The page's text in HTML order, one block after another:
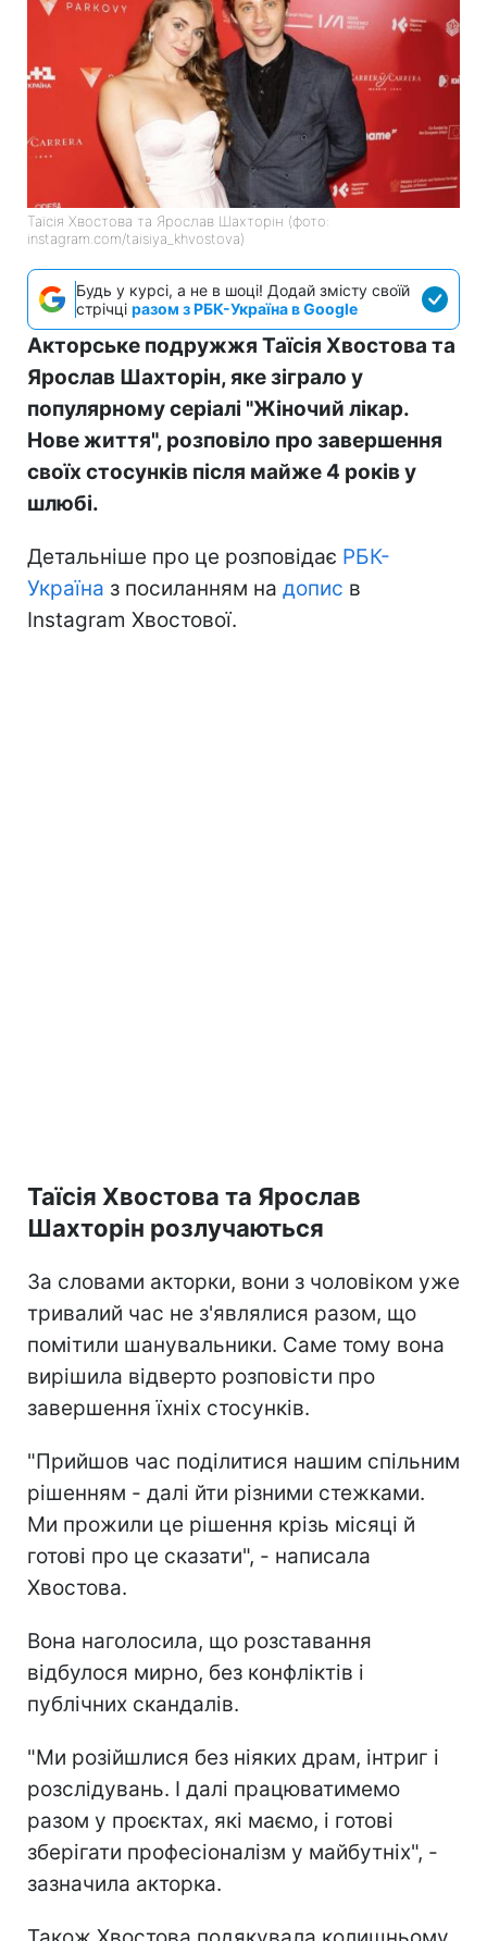
Таїсія Хвостова та Ярослав Шахторін (фото:
instagram.com/taisiya_khvostova)
Будь у курсі, а не в шоці! Додай змісту своїй
стрічці разом з РБК-Україна в Google
Акторське подружжя Таїсія Хвостова та
Ярослав Шахторін, яке зіграло у
популярному серіалі "Жіночий лікар.
Нове життя", розповіло про завершення
своїх стосунків після майже 4 років у
шлюбі.
Детальніше про це розповідає РБК-
Україна з посиланням на допис в
Instagram Хвостової.
Таїсія Хвостова та Ярослав
Шахторін розлучаються
За словами акторки, вони з чоловіком уже
тривалий час не з'являлися разом, що
помітили шанувальники. Саме тому вона
вирішила відверто розповісти про
завершення їхніх стосунків.
"Прийшов час поділитися нашим спільним
рішенням - далі йти різними стежками.
Ми прожили це рішення крізь місяці й
готові про це сказати", - написала
Хвостова.
Вона наголосила, що розставання
відбулося мирно, без конфліктів і
публічних скандалів.
"Ми розійшлися без ніяких драм, інтриг і
розслідувань. І далі працюватимемо
разом у проєктах, які маємо, і готові
зберігати професіоналізм у майбутніх", -
зазначила акторка.